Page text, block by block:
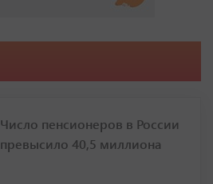
Число пенсионеров в России
превысило 40,5 миллиона